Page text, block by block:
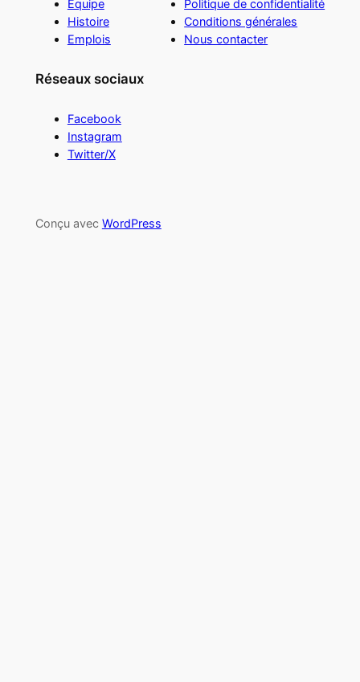
Équipe
Histoire
Emplois
Politique de confidentialité
Conditions générales
Nous contacter
Réseaux sociaux
Facebook
Instagram
Twitter/X
Conçu avec WordPress